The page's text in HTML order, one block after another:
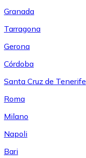
Granada
Tarragona
Gerona
Córdoba
Santa Cruz de Tenerife
Roma
Milano
Napoli
Bari